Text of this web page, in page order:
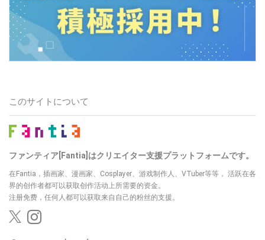
このサイトについて
ファンティア[Fantia]はクリエイター支援プラットフォームです。
在Fantia，插画家、漫画家、Cosplayer、游戏制作人、VTuber等等， 活跃在各
界的创作者都可以获取创作活动上所需要的资金。
注册免费，任何人都可以获取来自自己的粉丝的支援。